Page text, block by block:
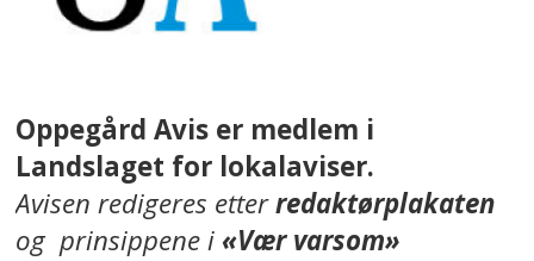
Oppegård Avis er medlem i
Landslaget for lokalaviser.
Avisen redigeres etterredaktørplakaten
og prinsippene i«Vær varsom»